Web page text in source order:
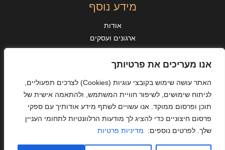
אנו מעריכים את פרטיותך
האתר עושה שימוש בקובצי עוגיות (Cookies) לצרכים תפעוליים,
לניתוח שימושים, לשיפור חוויית המשתמש, ולהתאמה אישית של
תוכן ופרסום ממוקד. אנו עשויים לשתף מידע אודותיך עם ספקי
פרסום חיצוניים כדי להציג לך מודעות הרלוונטיות לתחומי העניין
שלך. לפרטים נוספים: מדיניות פרטיות
מידע נוסף
אודות
ארגונים ועסקים
מאמרים
מידע נוסף
אישורים והיתרים
תקנון האתר ותנאי שימוש